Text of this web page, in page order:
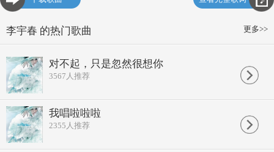
吹来故乡泥土的芬芳
浪迹天涯的游子
我已是满怀疲惫
更多>>
李宇春 的热门歌曲
对不起，只是忽然很想你
3567 人推荐
我唱啦啦啦
2355 人推荐